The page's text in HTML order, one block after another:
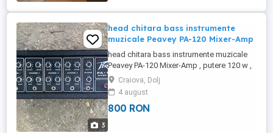
3
head chitara bass instrumente
muzicale Peavey PA-120 Mixer-Amp
head chitara bass instrumente muzicale
Peavey PA-120 Mixer-Amp , putere 120 w ,
reverb pe arc , made in USA , stare foarte
buna de functionare. Pret 800 lei.
Craiova, Dolj
4 august
800 RON